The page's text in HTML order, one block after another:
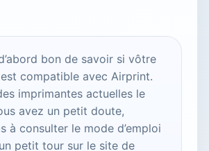
bon de savoir si vôtre
compatible avec Airprint.
imprimantes actuelles le
avez un petit doute,
à consulter le mode d’emploi
petit tour sur le site de